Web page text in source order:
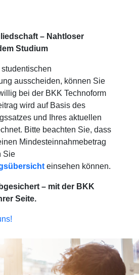
– Nahtloser
Studium
ausscheiden, können Sie
bei der BKK Technoform
wird auf Basis des
und Ihres aktuellen
Bitte beachten Sie, dass
Mindesteinnahmebetrag
Sie
einsehen können.
– mit der BKK
Seite.